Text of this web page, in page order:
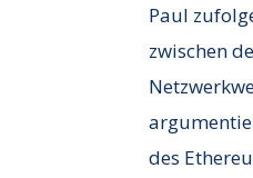
Paul
zwischen
des